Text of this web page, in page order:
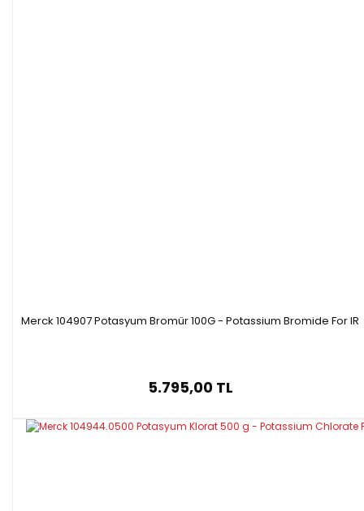
Merck 104907 Potasyum Bromür 100G - Potassium Bromide For IR
5.795,00 TL